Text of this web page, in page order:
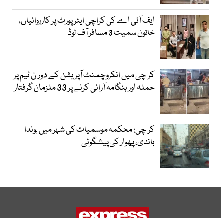
ایف آئی اے کی کراچی ایئرپورٹ پر کارروائیاں،
خاتون سمیت 3 مسافر آف لوڈ
کراچی میں انکروچمنٹ آپریشن کے دوران ٹیم پر
حملہ اور ہنگامہ آرائی کرنے پر 33 ملزمان گرفتار
کراچی: محکمہ موسمیات کی شہر میں بوندا
باندی، پھوار کی پیشگوئی